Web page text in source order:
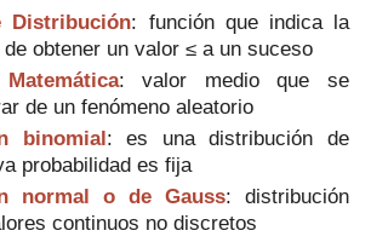
Distribución: función que indica la
de obtener un valor≤a un suceso
: valor medio que se
de un fenómeno aleatorio
binomial: es una distribución de
probabilidad es fija
normal o de Gauss: distribución
continuos no discretos